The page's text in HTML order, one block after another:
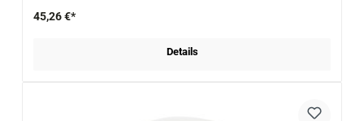
45,26 €*
Details